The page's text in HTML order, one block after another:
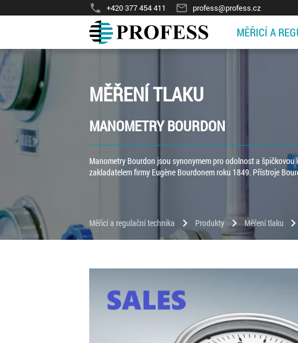
phone +420 377 454 411 mail_outline profess@profess.cz
MĚŘICÍ A
MĚŘENÍ TLAKU
MANOMETRY BOURDON
Manometry Bourdon jsou synonymem pro odolnost a
zakladatelem firmy Eugène Bourdonem roku 1849. Přístroje
Měřicí a regulační technika chevron_right Produkty chevron_right Měření tlaku chevron_right